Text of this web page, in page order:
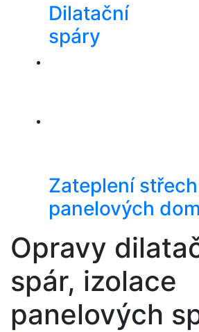
Dilatační
spáry
Zateplení střech
panelových
Opravy
spár, izolace
panelových